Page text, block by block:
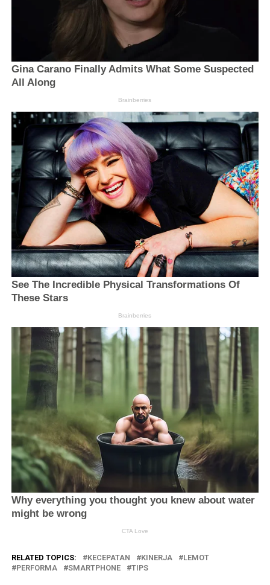
RELATED TOPICS: KECEPATAN KINERJA
LEMOT
PERFORMA
SMARTPHONE TIPS